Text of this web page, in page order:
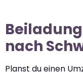
nach
Planst du einen